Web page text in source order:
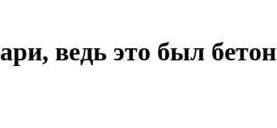
ведь это был бетон